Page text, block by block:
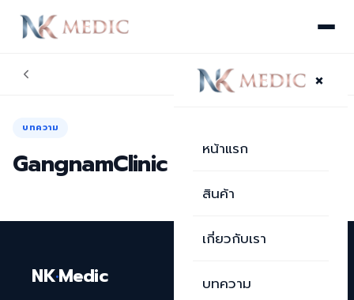
×
หน้าแรก
สินค้า
เกี่ยวกับเรา
บทความ
บทความ
GangnamClinic สาขาเซ็นทรัลกระบี่
NK·Medic